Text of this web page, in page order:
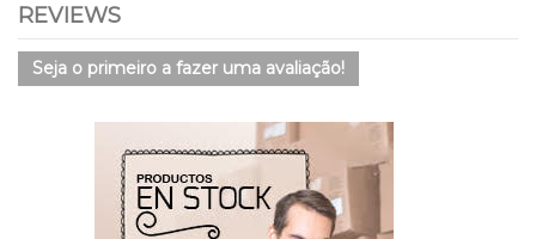
REVIEWS
Seja o primeiro a fazer uma avaliação!